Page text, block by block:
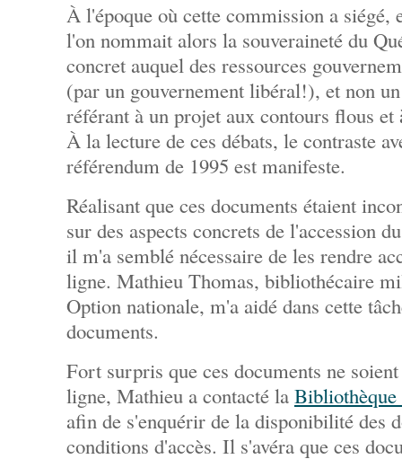
À l'époque où cette commission a siégé,
l'on nommait alors la souveraineté du
concret auquel des ressources
(par un gouvernement libéral!), et non
référant à un projet aux contours flous et
À la lecture de ces débats, le contraste
référendum de 1995 est manifeste.
Réalisant que ces documents étaient
sur des aspects concrets de l'accession
il m'a semblé nécessaire de les rendre
ligne. Mathieu Thomas, bibliothécaire
Option nationale, m'a aidé dans cette
documents.
Fort surpris que ces documents ne
ligne, Mathieu a contacté la Bibliothèque
afin de s'enquérir de la disponibilité des
conditions d'accès. Il s'avéra que ces